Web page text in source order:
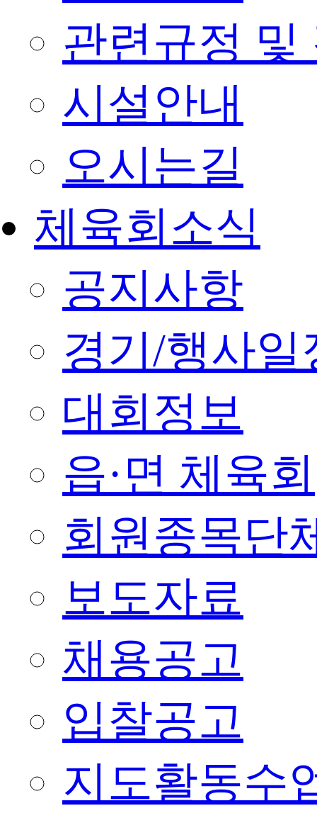
관련규정 및
시설안내
오시는길
체육회소식
공지사항
경기/행사일
대회정보
읍·면 체육회
회원종목단
보도자료
채용공고
입찰공고
지도활동수